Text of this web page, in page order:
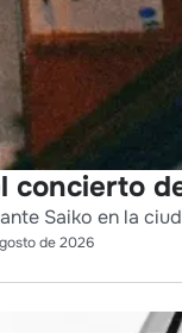
concierto
Saiko en la
de 2026